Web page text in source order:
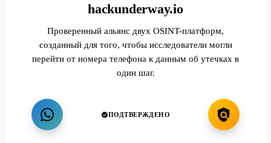
hackunderway.io
Проверенный альянс двух OSINT-платформ,
созданный для того, чтобы исследователи могли
перейти от номера телефона к данным об утечках в
один шаг.
ПОДТВЕРЖДЕНО